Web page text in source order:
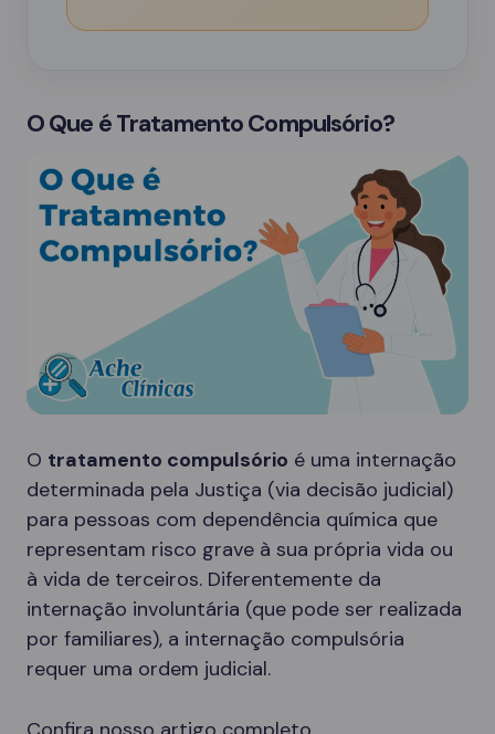
O Que é Tratamento Compulsório?
O tratamento compulsório é uma internação
determinada pela Justiça (via decisão judicial)
para pessoas com dependência química que
representam risco grave à sua própria vida ou
à vida de terceiros. Diferentemente da
internação involuntária (que pode ser realizada
por familiares), a internação compulsória
requer uma ordem judicial.